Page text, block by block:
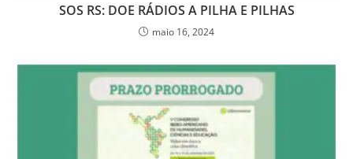
SOS RS: DOE RÁDIOS A PILHA E PILHAS
maio 16, 2024